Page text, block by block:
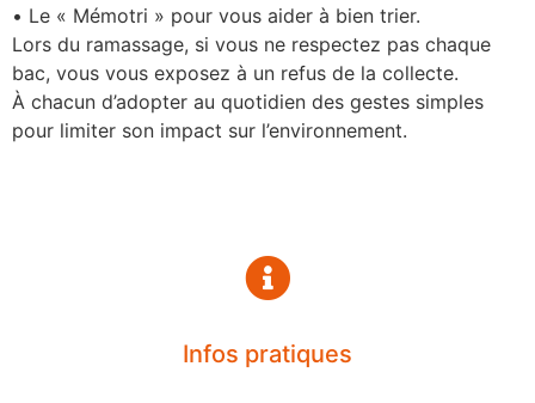
• Le « Mémotri » pour vous aider à bien trier.
Lors du ramassage, si vous ne respectez pas chaque
bac, vous vous exposez à un refus de la collecte.
À chacun d’adopter au quotidien des gestes simples
pour limiter son impact sur l’environnement.
Infos pratiques